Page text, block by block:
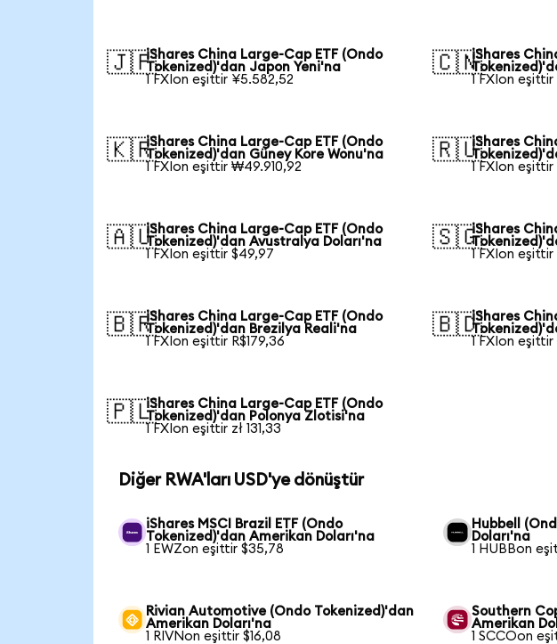
🇯🇵iShares China Large-Cap ETF (Ondo
Tokenized)'dan Japon Yeni'na
1 FXIon eşittir ¥5.582,52
🇨🇳iShares
1 FXIon
🇰🇷iShares China Large-Cap ETF (Ondo
Tokenized)'dan Güney Kore Wonu'na
1 FXIon eşittir ₩49.910,92
🇷🇺iShares
1 FXIon eşittir
🇦🇺iShares China Large-Cap ETF (Ondo
Tokenized)'dan Avustralya Doları'na
1 FXIon eşittir $49,97
🇸🇬iShares
1 FXIon eşittir
🇧🇷iShares China Large-Cap ETF (Ondo
Tokenized)'dan Brezilya Reali'na
1 FXIon eşittir R$179,36
🇧🇩iShares
1 FXIon
🇵🇱iShares China Large-Cap ETF (Ondo
Tokenized)'dan Polonya Zlotisi'na
1 FXIon eşittir zł 131,33
Diğer RWA'ları USD'ye dönüştür
iShares MSCI Brazil ETF (Ondo
Tokenized)'dan Amerikan Doları'na
1 EWZon eşittir $35,78
Hubbell
Doları'na
1 HUBBon
Rivian Automotive (Ondo Tokenized)'dan
Amerikan Doları'na
1 RIVNon eşittir $16,08
Southern
Amerikan
1 SCCOon